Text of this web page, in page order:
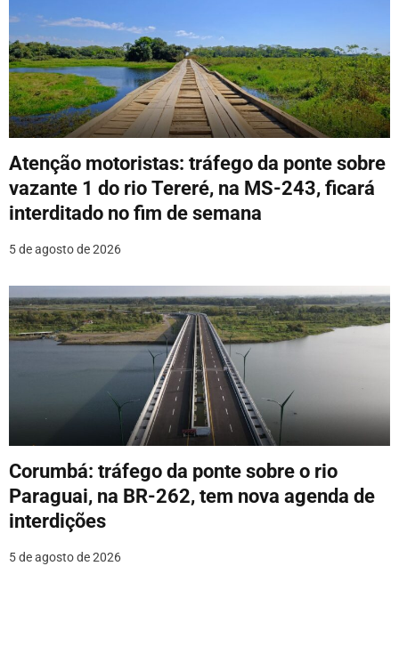
Atenção motoristas: tráfego da ponte sobre
vazante 1 do rio Tereré, na MS-243, ficará
interditado no fim de semana
5 de agosto de 2026
Corumbá: tráfego da ponte sobre o rio
Paraguai, na BR-262, tem nova agenda de
interdições
5 de agosto de 2026